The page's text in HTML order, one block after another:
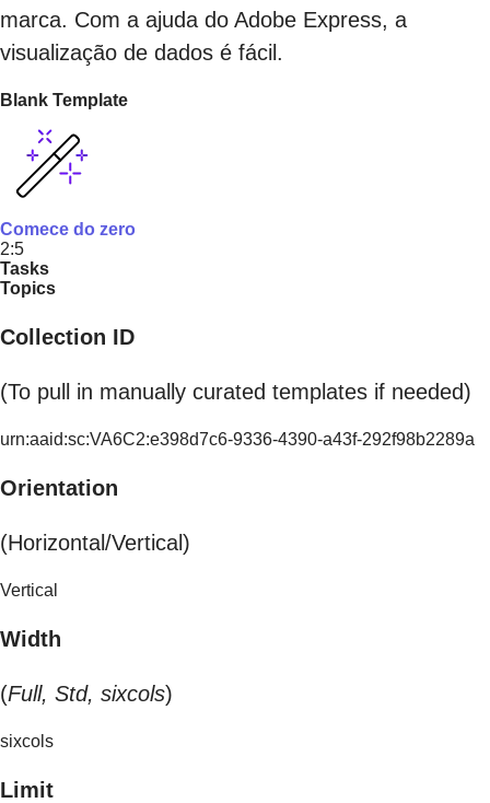
marca. Com a ajuda do Adobe Express, a
visualização de dados é fácil.
Blank Template
Comece do zero
2:5
Tasks
Topics
Collection ID
(To pull in manually curated templates if needed)
urn:aaid:sc:VA6C2:e398d7c6-9336-4390-a43f-292f98b2289a
Orientation
(Horizontal/Vertical)
Vertical
Width
(Full, Std, sixcols)
sixcols
Limit